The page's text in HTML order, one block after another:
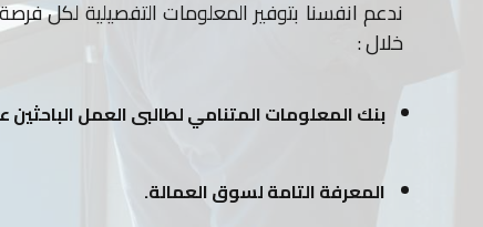
ندعم انفسنا بتوفير المعلومات التفصيلية لكل
خلال :
بنك المعلومات المتنامي لطالبى العمل
المعرفة التامة لسوق العمالة.